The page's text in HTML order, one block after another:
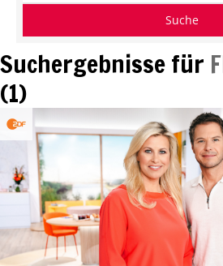
Suchergebnisse für
(1)
Suche